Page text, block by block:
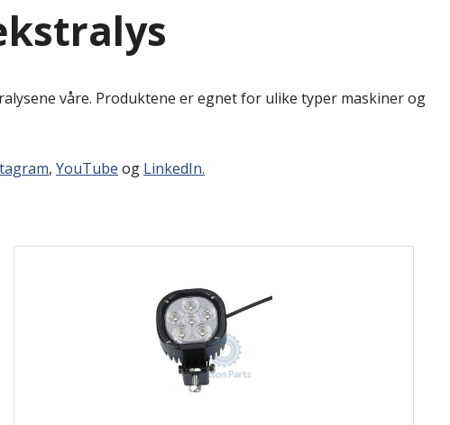
våre. Produktene er egnet for ulike typer maskiner og
, YouTube og LinkedIn.